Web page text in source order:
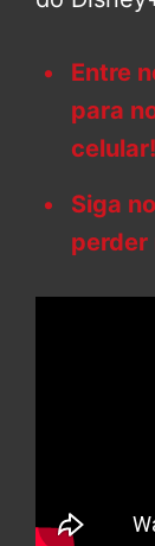
Entre
para
celular!
Siga
perder